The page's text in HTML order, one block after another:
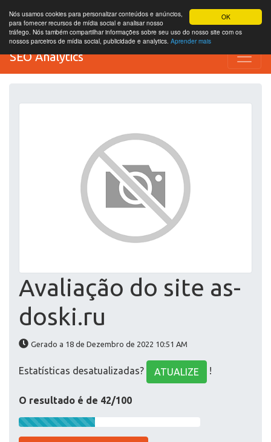
OK
Nós usamos cookies para personalizar conteúdos e anúncios,
para fornecer recursos de mídia social e analisar nosso
tráfego. Nós também compartilhar informações sobre seu uso do nosso site com os
nossos parceiros de mídia social, publicidade e analytics. Aprender mais
SEO Analytics
Avaliação do site as-
doski.ru
Gerado a 18 de Dezembro de 2022 10:51 AM
Estatísticas desatualizadas? ATUALIZE !
O resultado é de 42/100